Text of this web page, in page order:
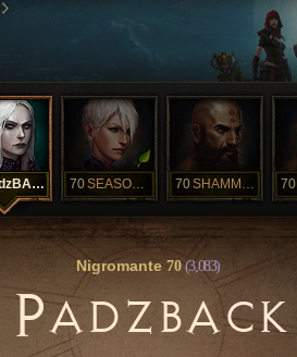
PadzBACK 70 SEASONALLADY 70 SHAMMYWOWZER 70
Nigromante70 (3,083)
PADZBACK